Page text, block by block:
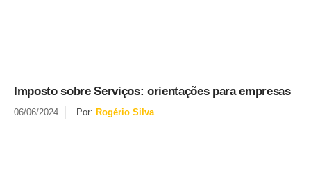
Imposto sobre Serviços: orientações para empresas
06/06/2024 Por: Rogério Silva